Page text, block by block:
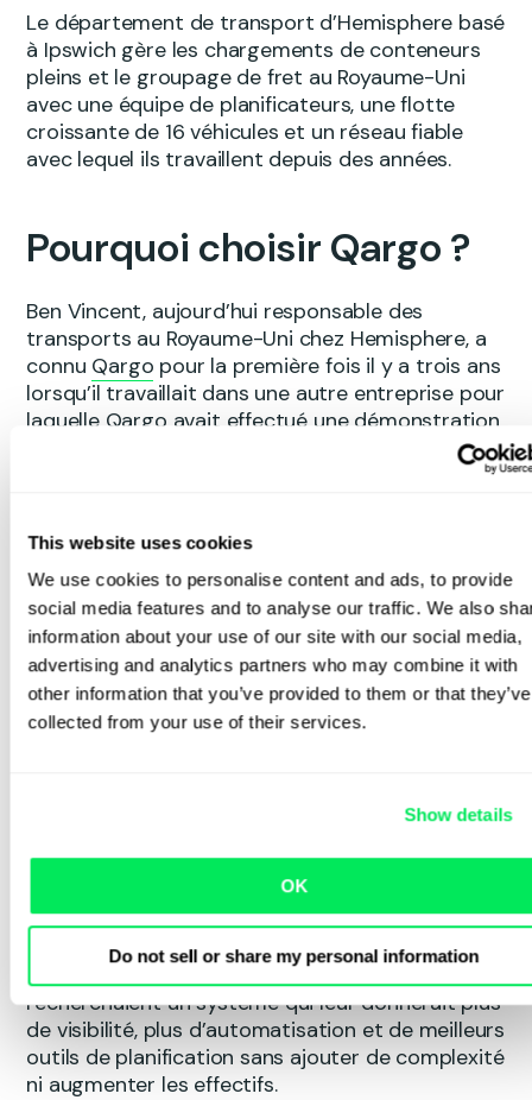
This website uses cookies
We use cookies to personalise content and ads, to provide
social media features and to analyse our traffic. We also
information about your use of our site with our social media,
advertising and analytics partners who may combine it with
other information that you’ve provided to them or that they’ve
collected from your use of their services.
Show details
OK
Do not sell or share my personal information
Le département de transport d’Hemisphere basé
à Ipswich gère les chargements de conteneurs
pleins et le groupage de fret au Royaume-Uni
avec une équipe de planificateurs, une flotte
croissante de 16 véhicules et un réseau fiable
avec lequel ils travaillent depuis des années.
Pourquoi choisir Qargo ?
Ben Vincent, aujourd’hui responsable des
transports au Royaume-Uni chez Hemisphere, a
connu Qargo pour la première fois il y a trois ans
lorsqu’il travaillait dans une autre entreprise pour
laquelle Qargo avait effectué une démonstration
Lorsqu’il a rejoint Hemisphere, Qargo était en
tête de sa liste pour optimiser leurs opérations
au Royaume-Uni.
« Nous avions examiné quatre autres systèmes
dans ma dernière entreprise. J’avais vu une démo
d’Adriaan (co-fondateur et PDG de Qargo) il y a
quelques années et j’ai adoré sa simplicité.
C’était simple, clair et véritablement conçu pour
c’était le système dont nous avions besoin. »
Hemisphere avait commencé à repenser la façon
dont elle fournissait des services dans l’ensemble
de ses opérations au Royaume-Uni. Ils
recherchaient un système qui leur donnerait plus
de visibilité, plus d’automatisation et de meilleurs
outils de planification sans ajouter de complexité
ni augmenter les effectifs.